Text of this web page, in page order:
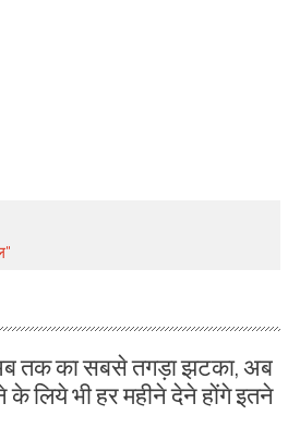
तक का सबसे तगड़ा झटका, अब
लिये भी हर महीने देने होंगे इतने